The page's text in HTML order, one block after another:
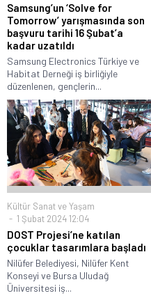
Samsung’un ‘Solve for
Tomorrow’ yarışmasında son
başvuru tarihi 16 Şubat’a
kadar uzatıldı
Samsung Electronics Türkiye ve
Habitat Derneği iş birliğiyle
düzenlenen, gençlerin...
Kültür Sanat ve Yaşam
1 Şubat 2024 12:04
DOST Projesi’ne katılan
çocuklar tasarımlara başladı
Nilüfer Belediyesi, Nilüfer Kent
Konseyi ve Bursa Uludağ
Üniversitesi iş...